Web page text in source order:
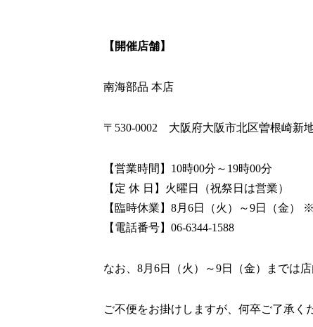
【開催店舗】
南海部品 本店
〒530-0002 大阪府大阪市北区曽根崎新
【営業時間】10時00分～19時00分
【定 休 日】火曜日（祝祭日は営業）
【臨時休業】8月6日（火）～9日（金）
【電話番号】06-6344-1588
なお、8月6日（火）～9日（金）までは
ご不便をお掛けしますが、何卒ご了承く